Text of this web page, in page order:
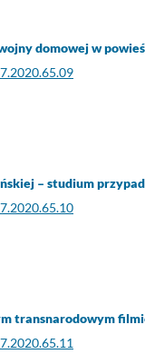
domowej w
– studium
transnarodowym